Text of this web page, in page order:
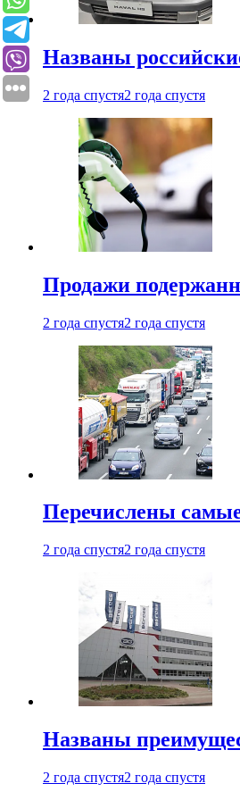
Названы
2 года спустя2 года спустя
Продажи
2 года спустя2 года спустя
Перечислены
2 года спустя2 года спустя
Названы
2 года спустя2 года спустя